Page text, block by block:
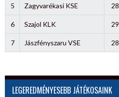
5 Zagyvarékasi KSE 28
6 Szajol KLK 29
7 Jászfényszaru VSE 28
LEGEREDMÉNYESEBB JÁTÉKOSAINK